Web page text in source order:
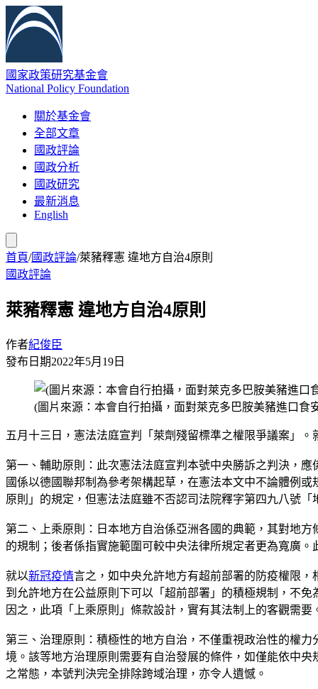
國家政策研究基金會
National Policy Foundation
關於基金會
全部文章
國政評論
國政分析
國政研究
最新消息
English
首頁/國政評論/萊豬釋憲 違地方自治4原則
國政評論
萊豬釋憲 違地方自治4原則
作者紀俊臣
發布日期2022年5月19日
(圖片來源：本會自行拍攝，面對萊克多巴胺美豬進口食
五月十三日，憲法法庭宣判「萊劑殘留標準之權限爭議案」
第一、輔助原則：此次憲法法庭宣判本號中央勝訴之判決，
國係以德國聯邦制為參考架構起草，在憲法本文中不論體例
原則」的規定，但憲法法庭雖不否認司法院釋字第四九八號
第二、上乘原則：日本地方自治係亞洲各國的典範，其對地
的規制；後者係指實施範圍可較中央法律所規定者更為寬廣
就以新冠疫情言之，如中央允許地方有超前部署的防疫權限
到允許地方在公益原則下可以「超前部署」的積極規制，不
因之，此項「上乘原則」條款設計，實有其法制上的客觀需要
第三、治理原則：積極性的地方自治，不僅重視政治性的權
境。該等地方治理原則需要有自治發展的條件，如僅能依中
之常態，本號判決完全排除跨域治理，亦令人遺憾。